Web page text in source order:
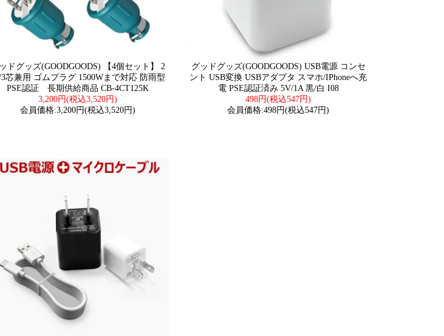
ドグッズ(GOODGOODS) 【4個セット】 2
芯兼用 ゴムプラグ 1500Wまで対応 防雨型
PSE認証 長期供給商品 CB-4CT125K
3,200円(税込3,520円)
会員価格:3,200円(税込3,520円)
グッドグッズ(GOODGOODS) USB電源 コンセ
ント USB変換 USBアダプタ スマホ/iPhoneへ充
電 PSE認証済み 5V/1A 黒/白 I08
498円(税込547円)
会員価格:498円(税込547円)